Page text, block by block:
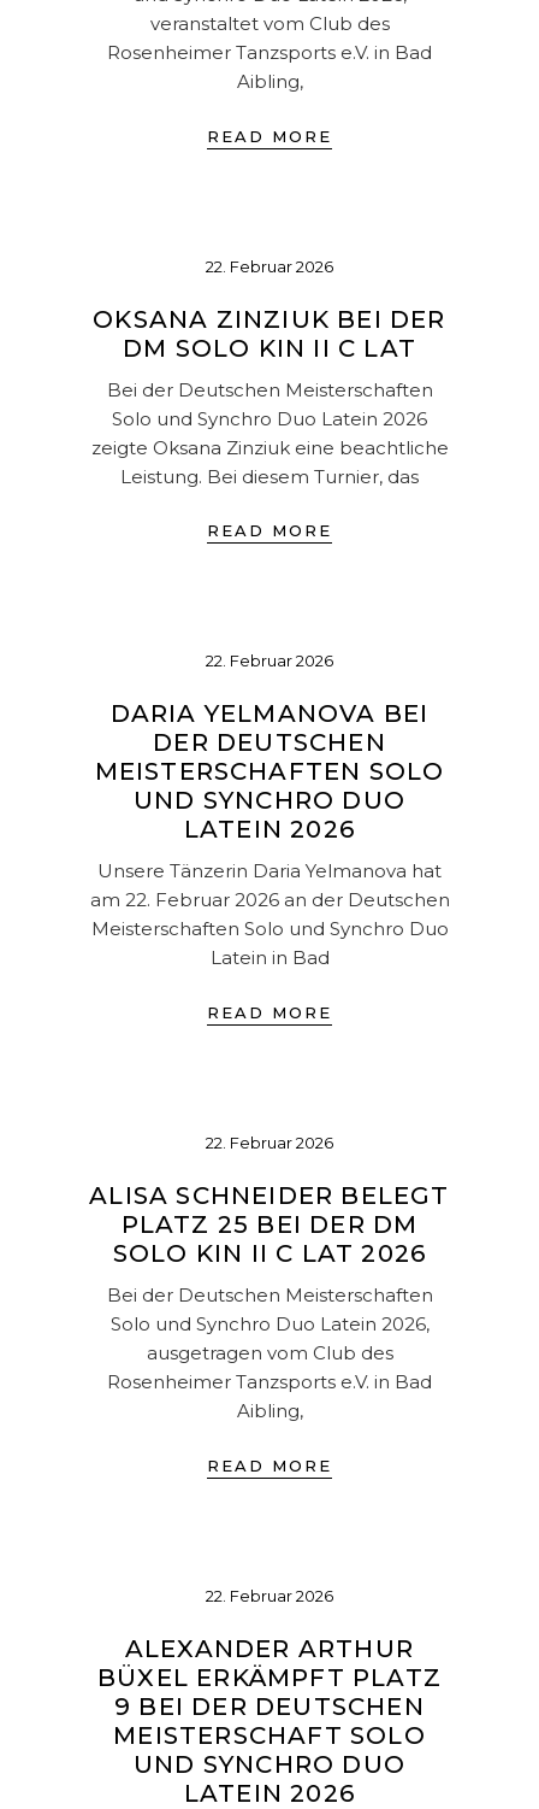
veranstaltet vom Club des
Rosenheimer Tanzsports e.V. in Bad
Aibling,
READ MORE
22. Februar 2026
OKSANA ZINZIUK BEI DER
DM SOLO KIN II C LAT
Bei der Deutschen Meisterschaften
Solo und Synchro Duo Latein 2026
zeigte Oksana Zinziuk eine beachtliche
Leistung. Bei diesem Turnier, das
READ MORE
22. Februar 2026
DARIA YELMANOVA BEI
DER DEUTSCHEN
MEISTERSCHAFTEN SOLO
UND SYNCHRO DUO
LATEIN 2026
Unsere Tänzerin Daria Yelmanova hat
am 22. Februar 2026 an der Deutschen
Meisterschaften Solo und Synchro Duo
Latein in Bad
READ MORE
22. Februar 2026
ALISA SCHNEIDER BELEGT
PLATZ 25 BEI DER DM
SOLO KIN II C LAT 2026
Bei der Deutschen Meisterschaften
Solo und Synchro Duo Latein 2026,
ausgetragen vom Club des
Rosenheimer Tanzsports e.V. in Bad
Aibling,
READ MORE
22. Februar 2026
ALEXANDER ARTHUR
BÜXEL ERKÄMPFT PLATZ
9 BEI DER DEUTSCHEN
MEISTERSCHAFT SOLO
UND SYNCHRO DUO
LATEIN 2026